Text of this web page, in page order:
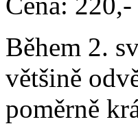
Během 2.
většině
poměrně